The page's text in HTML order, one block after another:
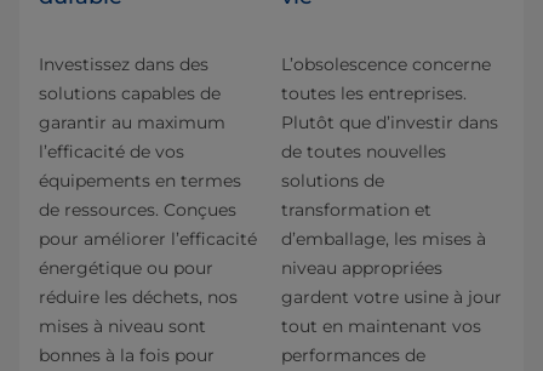
Investissez dans des
solutions capables de
garantir au maximum
l’efficacité de vos
équipements en termes
de ressources. Conçues
pour améliorer l’efficacité
énergétique ou pour
réduire les déchets, nos
mises à niveau sont
bonnes à la fois pour
L’obsolescence concerne
toutes les entreprises.
Plutôt que d’investir dans
de toutes nouvelles
solutions de
transformation et
d’emballage, les mises à
niveau appropriées
gardent votre usine à jour
tout en maintenant vos
performances de